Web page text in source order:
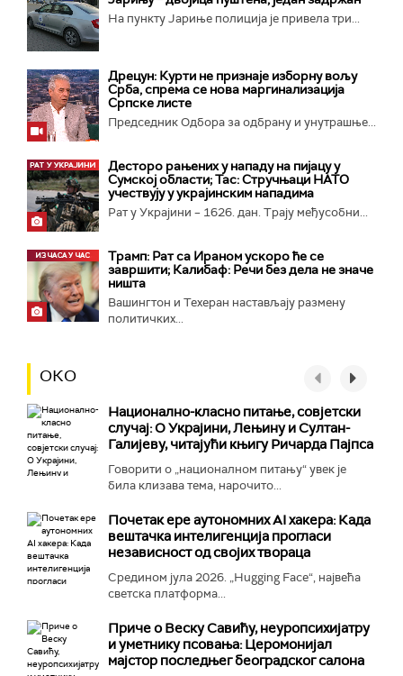
На пункту Јариње полиција је привела три...
Дрецун: Курти не признаје изборну вољу
Срба, спрема се нова маргинализација
Српске листе
Председник Одбора за одбрану и унутрашње...
Десторо рањених у нападу на пијацу у
Сумској области; Тас: Стручњаци НАТО
учествују у украјинским нападима
Рат у Украјини – 1626. дан. Трају међусобни...
Трамп: Рат са Ираном ускоро ће се
завршити; Калибаф: Речи без дела не значе
ништа
Вашингтон и Техеран настављају размену
политичких...
ОКО
Национално-класнo питање, совјетски
случај: О Украјини, Лењину и Султан-
Галијеву, читајући књигу Ричарда Пајпса
Говорити о „националном питању“ увек је
била клизава тема, нарочито...
Почетак ере аутономних AI хакера: Када
вештачка интелигенција прогласи
независност од својих твораца
Средином јула 2026. „Hugging Face“, највећа
светска платформа...
Приче о Веску Савићу, неуропсихијатру
и уметнику псовања: Церомонијал
мајстор последњег београдског салона